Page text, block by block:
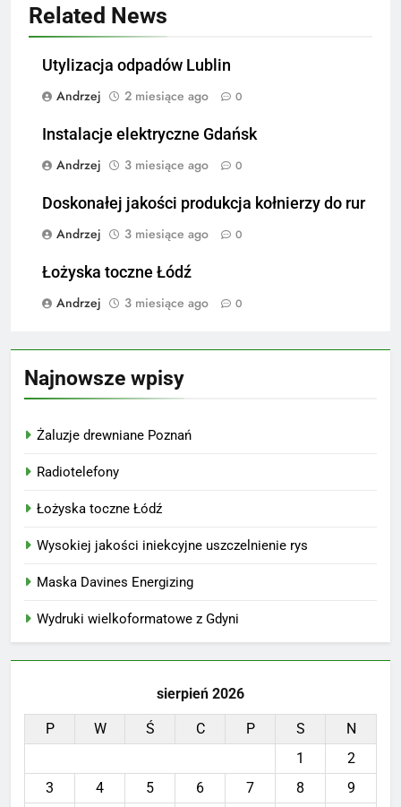
Related News
Utylizacja odpadów Lublin
Andrzej
2 miesiące ago 0
Instalacje elektryczne Gdańsk
Andrzej
3 miesiące ago 0
Doskonałej jakości produkcja kołnierzy do rur
Andrzej
3 miesiące ago 0
Łożyska toczne Łódź
Andrzej
3 miesiące ago 0
Najnowsze wpisy
Żaluzje drewniane Poznań
Radiotelefony
Łożyska toczne Łódź
Wysokiej jakości iniekcyjne uszczelnienie rys
Maska Davines Energizing
Wydruki wielkoformatowe z Gdyni
sierpień 2026
P W Ś C P S
N
1
2
3
4 5 6 7 8
9